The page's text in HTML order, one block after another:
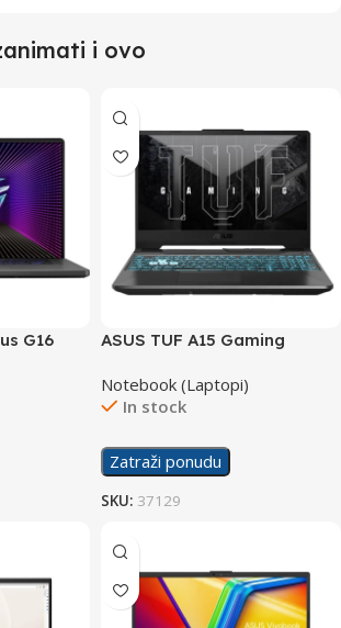
i ovo
G16
ASUS TUF A15 Gaming
HN004/16GB
Notebook (Laptopi)
In stock
Zatraži ponudu
SKU: 37129